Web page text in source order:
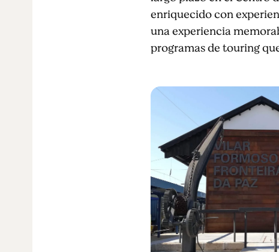
enriquecido con
una experiencia
programas de touring